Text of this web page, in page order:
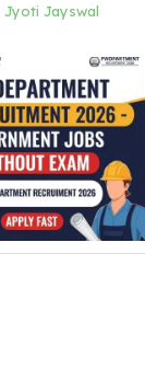
Jyoti Jayswal